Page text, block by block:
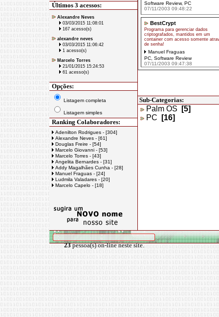
Últimos 3 acessos:
Alexandre Neves
03/03/2015 11:08:01
167 acesso(s)
alexandre neves
03/03/2015 11:06:42
1 acesso(s)
Marcelo Torres
21/01/2015 15:24:53
61 acesso(s)
Opções:
Listagem completa
Listagem simples
Ranking Colaboradores:
Adenilton Rodrigues - [304]
Alexandre Neves - [61]
Douglas Freire - [54]
Marcelo Giovanni - [53]
Marcelo Torres - [43]
Angelita Bernardes - [31]
Addy Magalhães Cunha - [28]
Manuel Fraguas - [24]
Ludmila Valadares - [20]
Marcelo Capelo - [18]
Software Review, PC
07/11/2003 09:48:22
BestCrypt
Programa para gerenciar dados
criptografados, mantidos em um
container com acesso somente
de senha!
Manuel Fraguas
PC, Software Review
07/11/2003 09:47:38
Sub-Categorias:
Palm OS
[5]
PC
[16]
23pessoa(s) on-line neste site.